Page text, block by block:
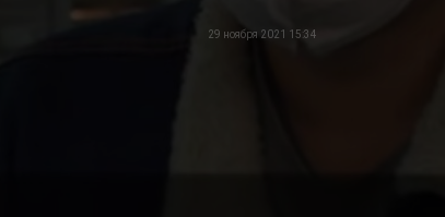
29 ноября 2021 15:34